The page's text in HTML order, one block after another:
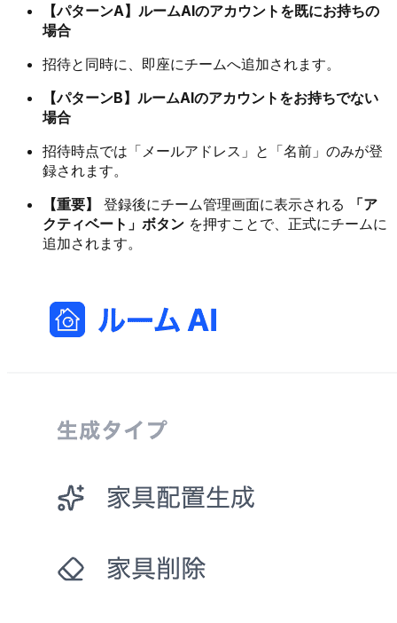
【パターンA】ルームAIのアカウントを既にお持ちの
場合
招待と同時に、即座にチームへ追加されます。
【パターンB】ルームAIのアカウントをお持ちでない
場合
招待時点では「メールアドレス」と「名前」のみが登
録されます。
【重要】
登録後にチーム管理画面に表示される
「ア
クティベート」ボタン を押すことで、正式にチームに
追加されます。